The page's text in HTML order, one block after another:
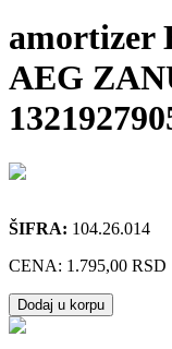
amortizer
AEG
ŠIFRA: 104.26.014
CENA: 1.795,00 RSD
Dodaj u korpu